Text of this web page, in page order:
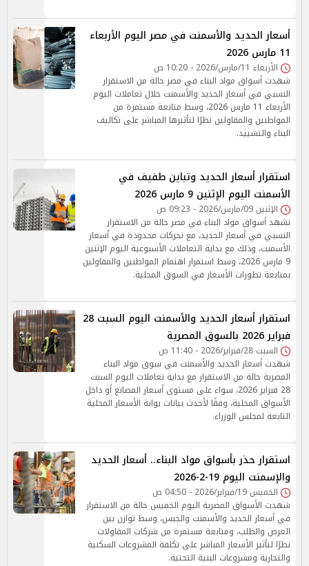
أسعار الحديد والأسمنت في مصر اليوم الأربعاء
11 مارس 2026
الأربعاء 11/مارس/2026 - 10:20 ص
شهدت أسواق مواد البناء في مصر حالة من الاستقرار
النسبي في أسعار الحديد والأسمنت خلال تعاملات اليوم
الأربعاء 11 مارس 2026، وسط متابعة مستمرة من
المواطنين والمقاولين نظرًا لتأثيرها المباشر على تكاليف
البناء والتشييد.
استقرار أسعار الحديد وتباين طفيف في
الأسمنت اليوم الإثنين 9 مارس 2026
الإثنين 09/مارس/2026 - 09:23 ص
تشهد أسواق مواد البناء في مصر حالة من الاستقرار
النسبي في أسعار الحديد، مع تحركات محدودة في أسعار
الأسمنت، وذلك مع بداية التعاملات الأسبوعية اليوم الإثنين
9 مارس 2026، وسط استمرار اهتمام المواطنين والمقاولين
بمتابعة تطورات الأسعار في السوق المحلية.
استقرار أسعار الحديد والأسمنت اليوم السبت 28
فبراير 2026 بالسوق المصرية
السبت 28/فبراير/2026 - 11:40 ص
شهدت أسعار الحديد والأسمنت في سوق مواد البناء
المصرية حالة من الاستقرار مع بداية تعاملات اليوم السبت
28 فبراير 2026، سواء على مستوى أسعار المصانع أو داخل
الأسواق المحلية، وفقًا لأحدث بيانات بوابة الأسعار المحلية
التابعة لمجلس الوزراء.
استقرار حذر بأسواق مواد البناء.. أسعار الحديد
والإسمنت اليوم 19-2-2026
الخميس 19/فبراير/2026 - 04:50 ص
شهدت الأسواق المصرية اليوم الخميس حالة من الاستقرار
في أسعار الحديد والأسمنت والجبس، وسط توازن بين
العرض والطلب، ومتابعة مستمرة من شركات المقاولات
نظرًا لتأثير الأسعار المباشر على تكلفة المشروعات السكنية
والتجارية ومشروعات البنية التحتية.